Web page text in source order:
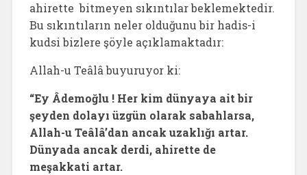
ahirette bitmeyen sıkıntılar beklemektedir.
Bu sıkıntıların neler olduğunu bir hadis-i
kudsi bizlere şöyle açıklamaktadır:
Allah-u Teâlâ buyuruyor ki:
“Ey Âdemoğlu ! Her kim dünyaya ait bir
şeyden dolayı üzgün olarak sabahlarsa,
Allah-u Teâlâ’dan ancak uzaklığı artar.
Dünyada ancak derdi, ahirette de
meşakkati artar.